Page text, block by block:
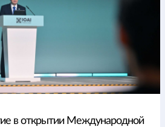
в открытии Международной